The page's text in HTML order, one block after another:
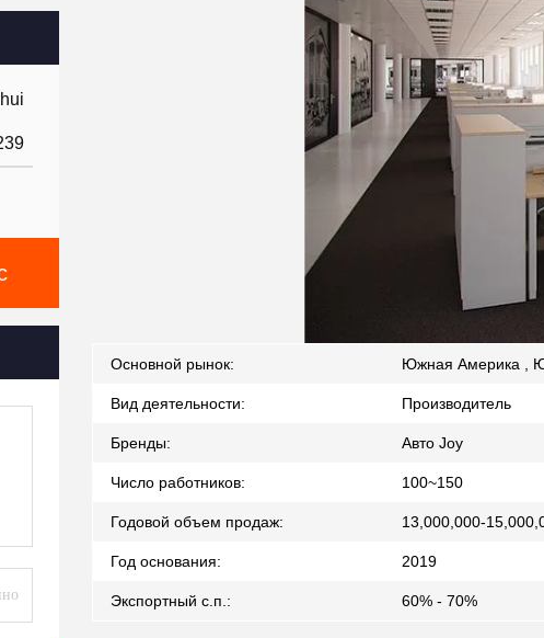
Основной рынок: Южная Америка ,
Вид деятельности: Производитель
Бренды: Авто Joy
Число работников: 100~150
Годовой объем продаж: 13,000,000-
Год основания: 2019
Экспортный с.п.: 60% - 70%